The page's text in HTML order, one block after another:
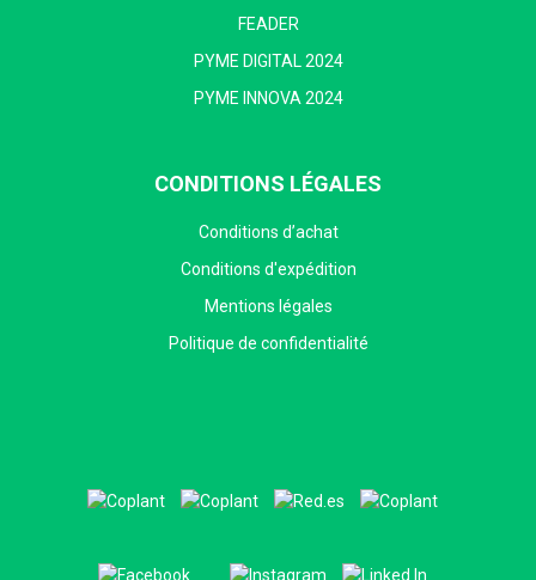
FEADER
PYME DIGITAL 2024
PYME INNOVA 2024
CONDITIONS LÉGALES
Conditions d’achat
Conditions d'expédition
Mentions légales
Politique de confidentialité